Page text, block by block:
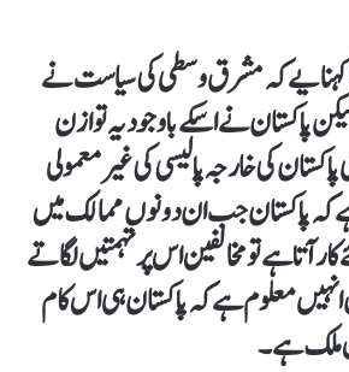
کہنا یے کہ مشرق وسطی کی سیاست نے
پاکستان نے اسکے باوجود یہ توازن
کی خارجہ پالیسی کی غیر معمولی
ہے کہ پاکستان جب ان دونوں ممالک میں
ہے تو مخالفین اس پر تہمتیں لگاتے
معلوم ہے کہ پاکستان ہی اس کام
ملک ہے۔